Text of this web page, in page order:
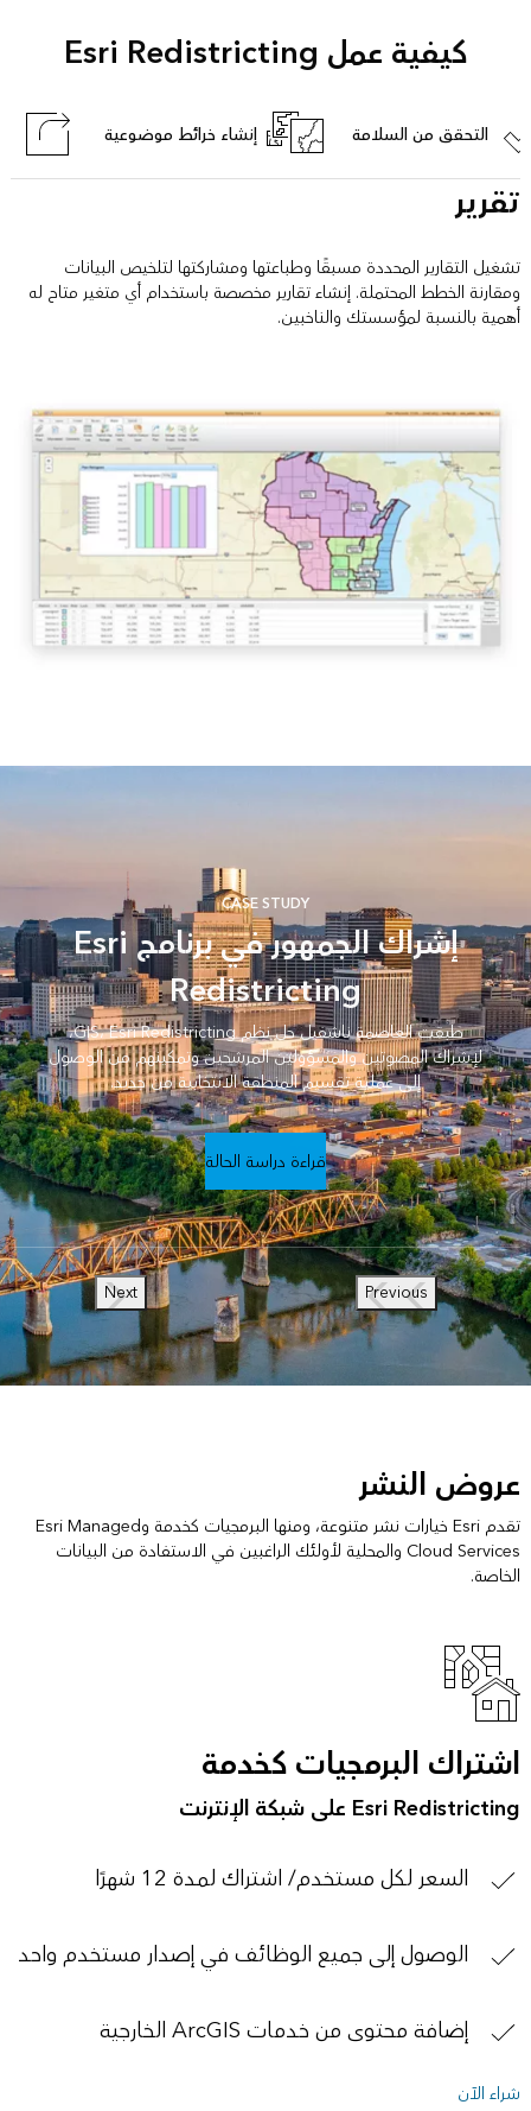
كيفية عمل Esri Redistricting
التحقق من السلامة إنشاء خرائط موضوعية
تقرير
تشغيل التقارير المحددة مسبقًا وطباعتها ومشاركتها لتلخيص البيانات
ومقارنة الخطط المحتملة. إنشاء تقارير مخصصة باستخدام أي متغير متاح له
أهمية بالنسبة لمؤسستك والناخبين.
CASE STUDY
إشراك الجمهور في برنامج Esri
Redistricting
طبقت العاصمة ناشفيل حل نظم GIS، Esri Redistricting،
لإشراك المصوتين والمسؤولين المرشحين وتمكينهم من الوصول
إلى عملية تقسيم المنطقة الانتخابية من جديد.
قراءة دراسة الحالة
Previous
Next
عروض النشر
تقدم Esri خيارات نشر متنوعة، ومنها البرمجيات كخدمة وEsri Managed
Cloud Services والمحلية لأولئك الراغبين في الاستفادة من البيانات
الخاصة.
اشتراك البرمجيات كخدمة
Esri Redistricting على شبكة الإنترنت
السعر لكل مستخدم/ اشتراك لمدة 12 شهرًا
الوصول إلى جميع الوظائف في إصدار مستخدم واحد
إضافة محتوى من خدمات ArcGIS الخارجية
شراء الآن